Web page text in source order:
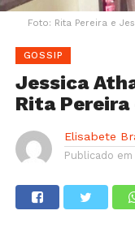
Foto: Rita Pereira e
GOSSIP
Jessica
Rita
Elisabete
Publicado em